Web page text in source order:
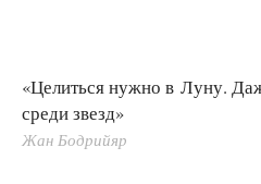
«Целиться нужно в Луну.
среди звезд»
Жан Бодрийяр